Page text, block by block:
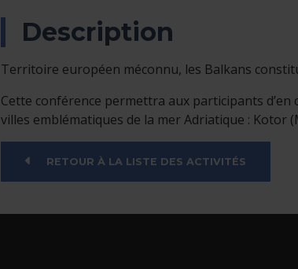
Description
Territoire européen méconnu, les Balkans
Cette conférence permettra aux participants
villes emblématiques de la mer Adriatique : Kotor
RETOUR À LA LISTE DES ACTIVITÉS